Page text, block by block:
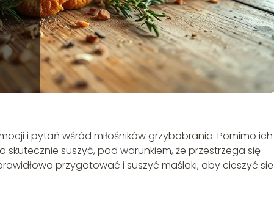
i pytań wśród miłośników grzybobrania. Pomimo ich
suszyć, pod warunkiem, że przestrzega się
przygotować i suszyć maślaki, aby cieszyć się